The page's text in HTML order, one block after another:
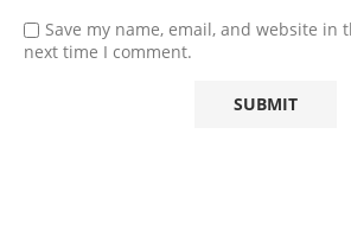
Save my name, email, and website in
next time I comment.